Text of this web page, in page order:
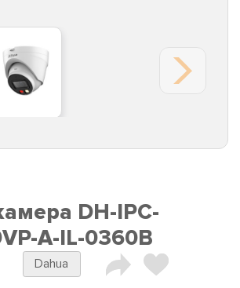
DH-IPC-
A-IL-0360B
Dahua